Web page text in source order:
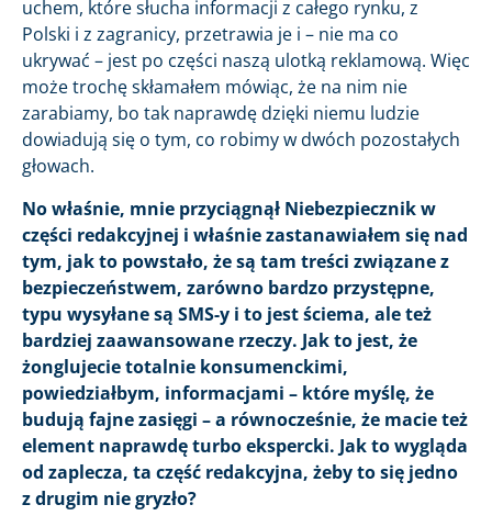
uchem, które słucha informacji z całego rynku, z
Polski i z zagranicy, przetrawia je i – nie ma co
ukrywać – jest po części naszą ulotką reklamową. Więc
może trochę skłamałem mówiąc, że na nim nie
zarabiamy, bo tak naprawdę dzięki niemu ludzie
dowiadują się o tym, co robimy w dwóch pozostałych
głowach.
No właśnie, mnie przyciągnął Niebezpiecznik w
części redakcyjnej i właśnie zastanawiałem się nad
tym, jak to powstało, że są tam treści związane z
bezpieczeństwem, zarówno bardzo przystępne,
typu wysyłane są SMS-y i to jest ściema, ale też
bardziej zaawansowane rzeczy. Jak to jest, że
żonglujecie totalnie konsumenckimi,
powiedziałbym, informacjami – które myślę, że
budują fajne zasięgi – a równocześnie, że macie też
element naprawdę turbo ekspercki. Jak to wygląda
od zaplecza, ta część redakcyjna, żeby to się jedno
z drugim nie gryzło?